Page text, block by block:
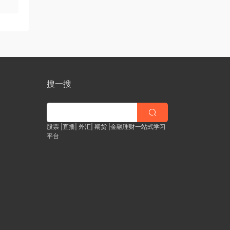
搜一搜
股票 |直播| 外汇| 期货 |金融理财一站式学习
平台